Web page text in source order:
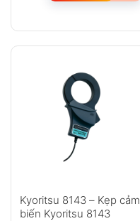
Kyoritsu 8143 – Kẹp cảm
biến Kyoritsu 8143